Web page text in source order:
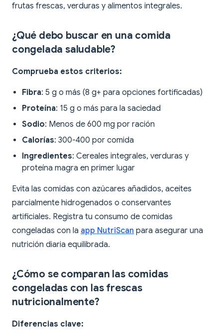
frutas frescas, verduras y alimentos integrales.
¿Qué debo buscar en una comida
congelada saludable?
Comprueba estos criterios:
Fibra: 5 g o más (8 g+ para opciones fortificadas)
Proteína: 15 g o más para la saciedad
Sodio: Menos de 600 mg por ración
Calorías: 300-400 por comida
Ingredientes: Cereales integrales, verduras y
proteína magra en primer lugar
Evita las comidas con azúcares añadidos, aceites
parcialmente hidrogenados o conservantes
artificiales. Registra tu consumo de comidas
congeladas con la app NutriScan para asegurar una
nutrición diaria equilibrada.
¿Cómo se comparan las comidas
congeladas con las frescas
nutricionalmente?
Diferencias clave: